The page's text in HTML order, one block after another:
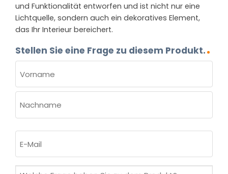
und Funktionalität entworfen und ist nicht nur eine
Lichtquelle, sondern auch ein dekoratives Element,
das Ihr Interieur bereichert.
Stellen Sie eine Frage zu diesem Produkt.
(ERFORDERLICH)
Vorname
Mail
Welche